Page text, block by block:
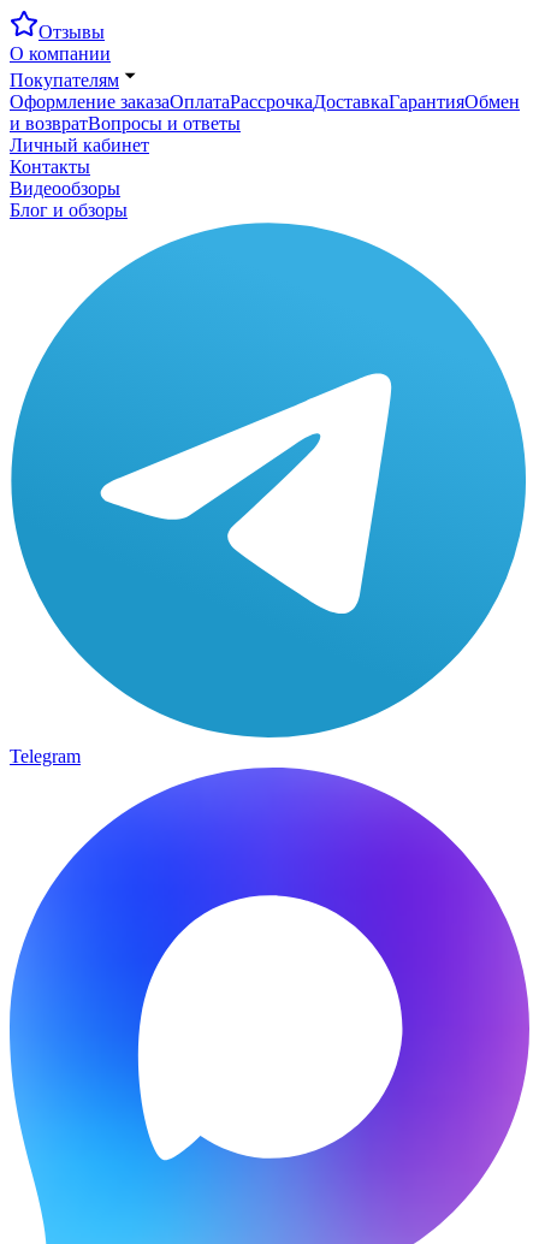
Отзывы
О компании
Покупателям
Оформление заказаОплатаРассрочкаДоставкаГарантияОбмен
и возвратВопросы и ответы
Личный кабинет
Контакты
Видеообзоры
Блог и обзоры
Telegram